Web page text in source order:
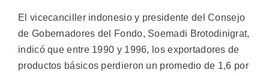
El vicecanciller indonesio y presidente del Consejo
de Gobernadores del Fondo, Soemadi Brotodinigrat,
indicó que entre 1990 y 1996, los exportadores de
productos básicos perdieron un promedio de 1,6 por